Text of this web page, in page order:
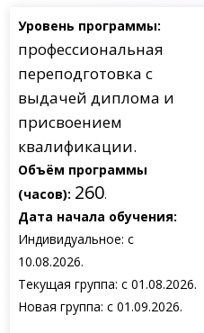
Уровень программы:
профессиональная
переподготовка с
выдачей диплома и
присвоением
квалификации.
Объём программы
(часов): 260.
Дата начала обучения:
Индивидуальное: с
10.08.2026.
Текущая группа: с 01.08.2026.
Новая группа: с 01.09.2026.